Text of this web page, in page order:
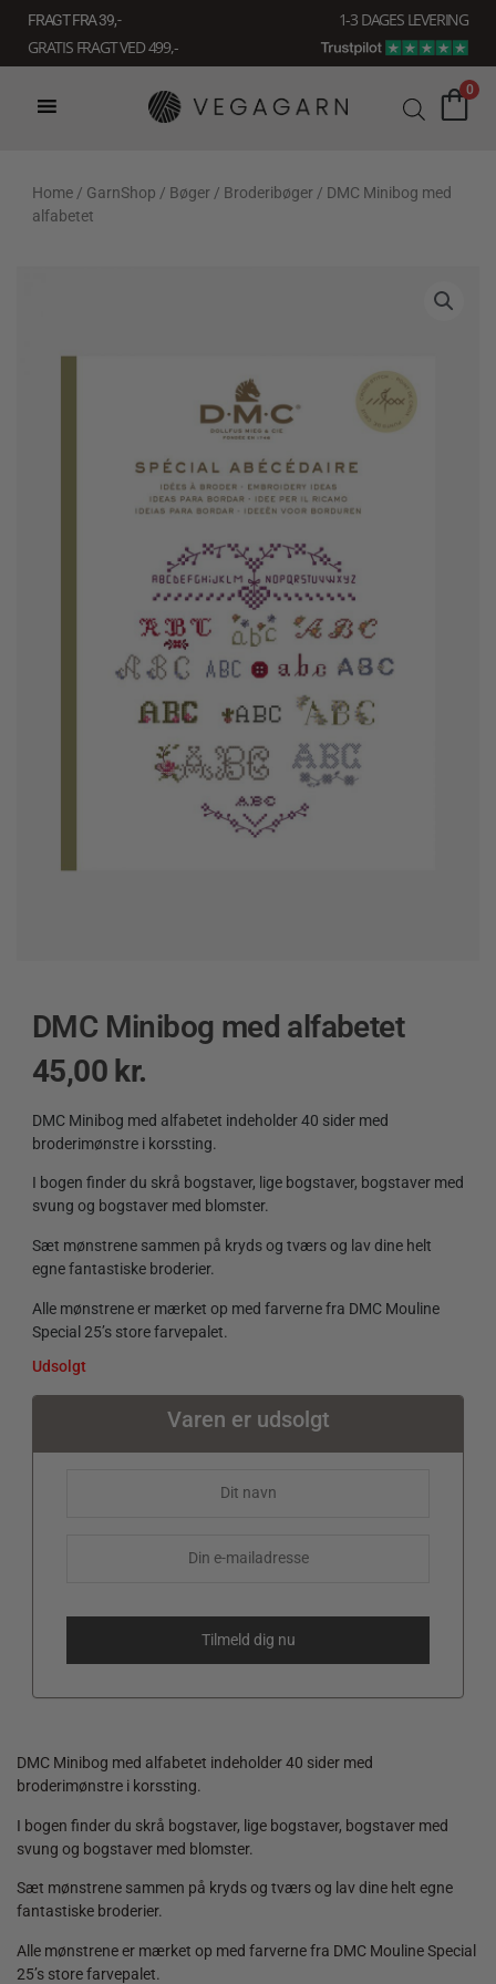
indholdet
FRAGT FRA 39, -
1-3 DAGES LEVERING
GRATIS FRAGT VED 499,-
0
Home / GarnShop / Bøger / Broderibøger / DMC Minibog med
alfabetet
DMC Minibog med alfabetet
45,00 kr.
DMC Minibog med alfabetet indeholder 40 sider med
broderimønstre i korssting.
I bogen finder du skrå bogstaver, lige bogstaver, bogstaver med
svung og bogstaver med blomster.
Sæt mønstrene sammen på kryds og tværs og lav dine helt
egne fantastiske broderier.
Alle mønstrene er mærket op med farverne fra DMC Mouline
Special 25’s store farvepalet.
Udsolgt
Varen er udsolgt
DMC Minibog med alfabetet indeholder 40 sider med
broderimønstre i korssting.
I bogen finder du skrå bogstaver, lige bogstaver, bogstaver med
svung og bogstaver med blomster.
Sæt mønstrene sammen på kryds og tværs og lav dine helt egne
fantastiske broderier.
Alle mønstrene er mærket op med farverne fra DMC Mouline Special
25’s store farvepalet.